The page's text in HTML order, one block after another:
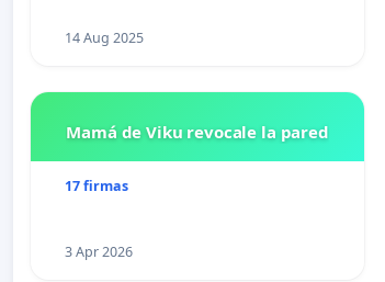
14 Aug 2025
Mamá de Viku revocale la pared
17 firmas
3 Apr 2026